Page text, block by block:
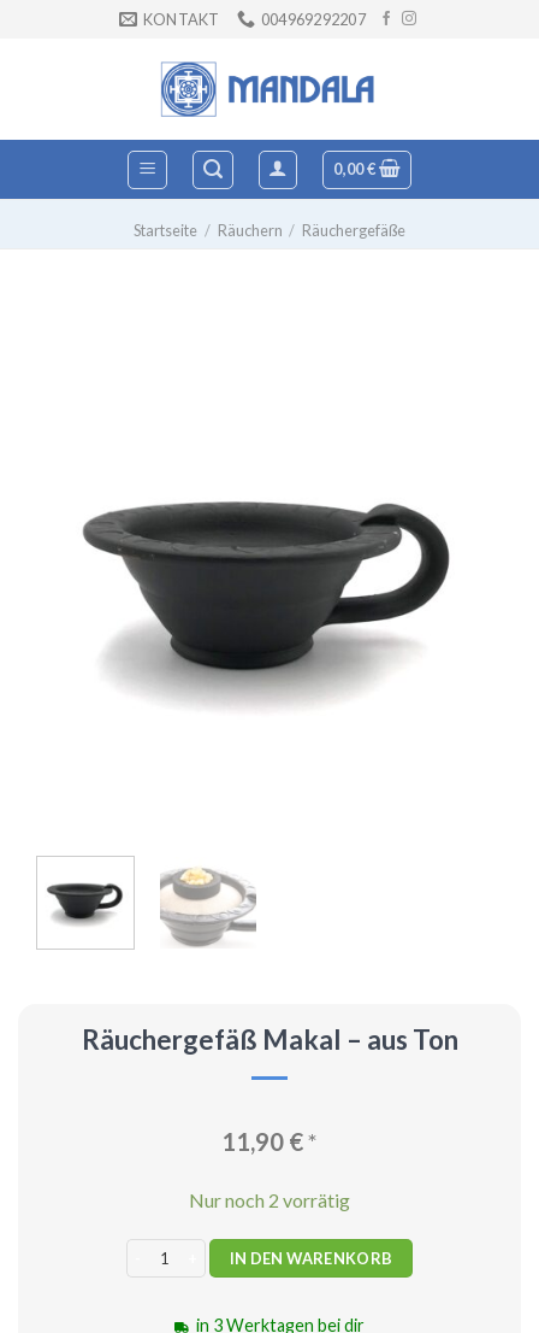
KONTAKT 004969292207
0,00€
Startseite / Räuchern / Räuchergefäße
Räuchergefäß Makal – aus Ton
11,90 €*
Nur noch 2 vorrätig
Räuchergefäß Makal - aus Ton Menge
IN DEN WARENKORB
in 3 Werktagen bei dir